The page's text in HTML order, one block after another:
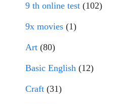
9 th online test (102)
9x movies (1)
Art (80)
Basic English (12)
Craft (31)